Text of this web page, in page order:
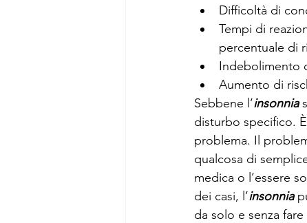
Difficoltà di
Tempi di
percentuale di
Indebolimento
Aumento di
Sebbene l’insonnia
disturbo specifico.
problema. Il
qualcosa di
medica o l’essere
dei casi, l’insonnia
da solo e senza